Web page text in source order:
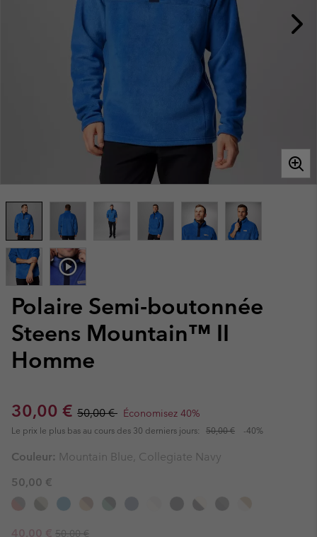
Polaire Semi-boutonnée
Steens Mountain™ II
Homme
Sale price:
30,00 € Regular price:
50,00 € Économisez 40%
Le prix le plus bas au cours des 30 derniers jours: 50,00 € -40%
Couleur: Mountain Blue, Collegiate Navy
50,00 €
Sale price:
40,00 € Regular price:
50,00 €